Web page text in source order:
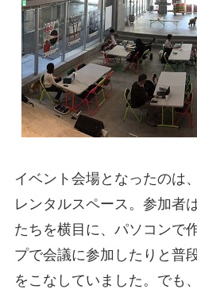
イベント会場となったのは
レンタルスペース。参加者
たちを横目に、パソコンで
プで会議に参加したりと普
をこなしていました。でも